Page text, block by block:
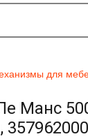
для
Манс